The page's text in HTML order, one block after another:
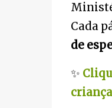
Cada p
de
✨